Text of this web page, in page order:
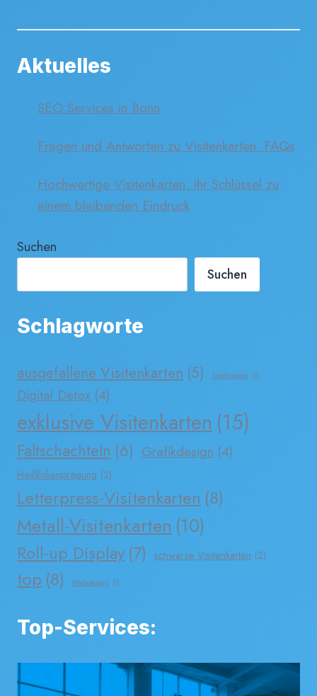
Aktuelles
SEO Services in Bonn
Fragen und Antworten zu Visitenkarten. FAQs
Hochwertige Visitenkarten: Ihr Schlüssel zu
einem bleibenden Eindruck
Suchen
Suchen
Schlagworte
ausgefallene Visitenkarten (5) briefpapier (1)
Digital Detox (4)
exklusive Visitenkarten (15)
Faltschachteln (6) Grafikdesign (4)
Heißfolienprägung (2)
Letterpress-Visitenkarten (8)
Metall-Visitenkarten (10)
Roll-up Display (7) schwarze Visitenkarten (2)
top (8) Webdesign (1)
Top-Services: